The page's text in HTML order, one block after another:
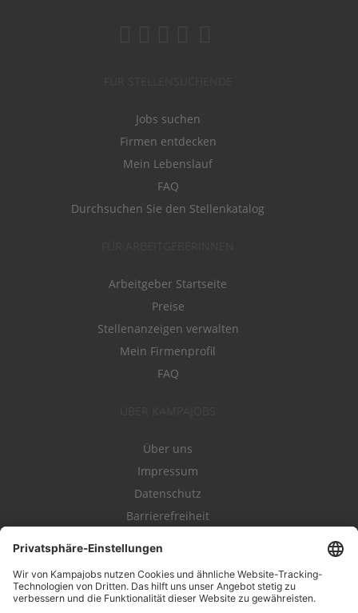
Jobs suchen
Firmen entdecken
Mein Lebenslauf
FAQ
Durchsuchen Sie den Stellenkatalog
Arbeitgeber Startseite
Preise
Stellenanzeigen verwalten
Mein Firmenprofil
FAQ
Über uns
Impressum
Datenschutz
Barrierefreiheit
Kampahire
Kampagnenforum